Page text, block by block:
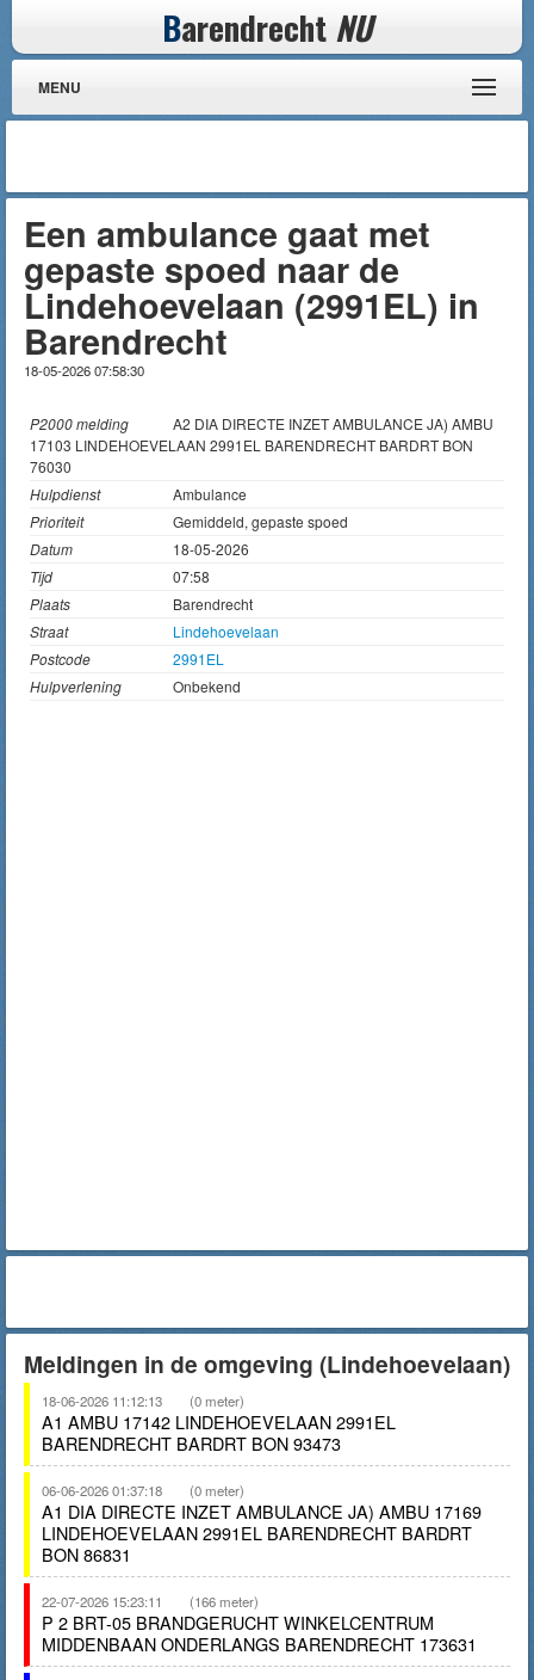
Barendrecht NU
MENU
Een ambulance gaat met
gepaste spoed naar de
Lindehoevelaan (2991EL) in
Barendrecht
18-05-2026 07:58:30
P2000 melding
A2 DIA DIRECTE INZET AMBULANCE JA) AMBU
17103 LINDEHOEVELAAN 2991EL BARENDRECHT BARDRT BON
76030
Hulpdienst
Ambulance
Prioriteit
Gemiddeld, gepaste spoed
Datum
18-05-2026
Tijd
07:58
Plaats
Barendrecht
Straat
Lindehoevelaan
Postcode
2991EL
Hulpverlening
Onbekend
Meldingen in de omgeving (Lindehoevelaan)
18-06-2026 11:12:13 (0 meter)
A1 AMBU 17142 LINDEHOEVELAAN 2991EL
BARENDRECHT BARDRT BON 93473
06-06-2026 01:37:18 (0 meter)
A1 DIA DIRECTE INZET AMBULANCE JA) AMBU 17169
LINDEHOEVELAAN 2991EL BARENDRECHT BARDRT
BON 86831
22-07-2026 15:23:11 (166 meter)
P 2 BRT-05 BRANDGERUCHT WINKELCENTRUM
MIDDENBAAN ONDERLANGS BARENDRECHT 173631